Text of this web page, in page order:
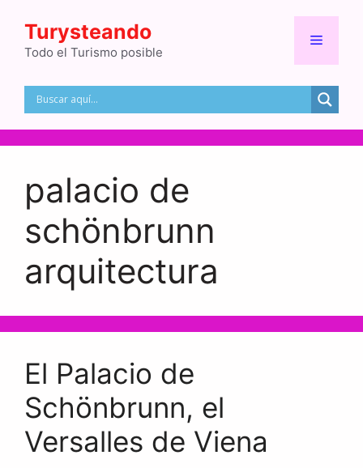
contenido
Turysteando
Todo el Turismo posible
Menú
palacio de
schönbrunn
arquitectura
El Palacio de
Schönbrunn, el
Versalles de Viena